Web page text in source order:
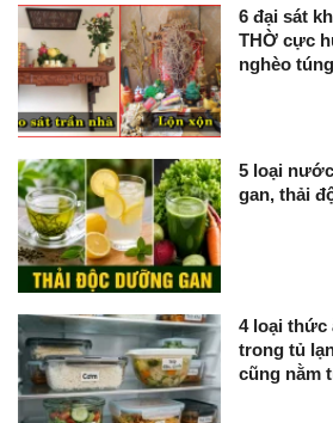
6 đại sát
THỜ cực
nghèo
5 loại
gan, thải
4 loại thức
trong tủ
cũng nằm